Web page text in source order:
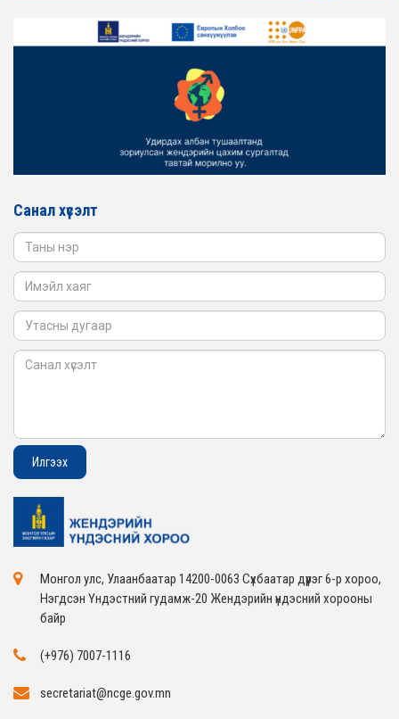
ТӨЛӨӨЛӨЛ ЗАМ ТЭЭВРИЙН ЯАМАНД АЖИЛЛАВ
ЖЕНДЭРИЙН ҮНДЭСНИЙ ХОРООНЫ АЖЛЫН АЛБАНЫ
ТӨЛӨӨЛӨЛ БАТЛАН ХАМГААЛАХ ЯАМАНД
Санал хүсэлт
Монгол улс, Улаанбаатар 14200-0063 Сүхбаатар дүүрэг 6-р хороо,
Нэгдсэн Үндэстний гудамж-20 Жендэрийн үндэсний хорооны
байр
(+976) 7007-1116
secretariat@ncge.gov.mn